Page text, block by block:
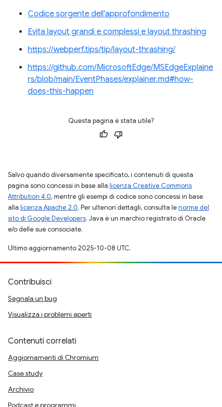
Codice sorgente dell'approfondimento
Evita layout grandi e complessi e layout thrashing
https://webperf.tips/tip/layout-thrashing/
https://github.com/MicrosoftEdge/MSEdgeExplaine
rs/blob/main/EventPhases/explainer.md#how-
does-this-happen
Questa pagina è stata utile?
Salvo quando diversamente specificato, i contenuti di questa
pagina sono concessi in base alla licenza Creative Commons
Attribution 4.0, mentre gli esempi di codice sono concessi in base
alla licenza Apache 2.0. Per ulteriori dettagli, consulta lenorme del
sito di Google Developers. Java è un marchio registrato di Oracle
e/o delle sue consociate.
Ultimo aggiornamento 2025-10-08 UTC.
Contribuisci
Segnala un bug
Visualizza i problemi aperti
Contenuti correlati
Aggiornamenti di Chromium
Case study
Archivio
Podcast e programmi